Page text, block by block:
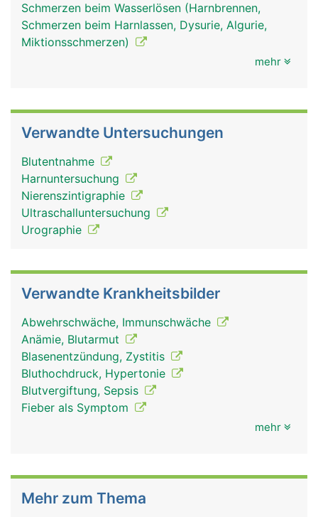
Schmerzen beim Wasserlösen (Harnbrennen,
Schmerzen beim Harnlassen, Dysurie, Algurie,
Miktionsschmerzen)
mehr
Verwandte Untersuchungen
Blutentnahme
Harnuntersuchung
Nierenszintigraphie
Ultraschalluntersuchung
Urographie
Verwandte Krankheitsbilder
Abwehrschwäche, Immunschwäche
Anämie, Blutarmut
Blasenentzündung, Zystitis
Bluthochdruck, Hypertonie
Blutvergiftung, Sepsis
Fieber als Symptom
mehr
Mehr zum Thema